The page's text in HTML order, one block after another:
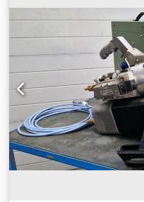
slaglængde: 62 mm
indstillelig slaglængde: 0-
magnetventil
tilslutningskabel med
Afstand mellem arme:
elektrodearme, øverst og
svejsestyring MPS 1036